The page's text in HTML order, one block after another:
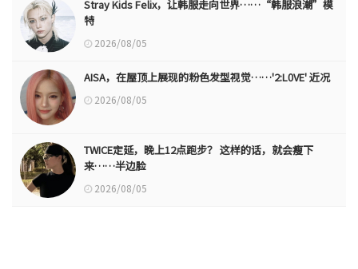
Stray Kids Felix，让韩服走向世界……“韩服浪潮”模
特
2026/08/05
AISA，在屋顶上展现的粉色发型视觉……'2:L0VE' 近况
2026/08/05
TWICE定延，晚上12点跑步？ 这样的话，就会瘦下
来……半边脸
2026/08/05